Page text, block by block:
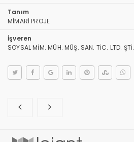
Tanım
MİMARİ PROJE
İşveren
SOYSAL MİM. MÜH. MÜŞ. SAN. TİC. LTD. ŞTİ.